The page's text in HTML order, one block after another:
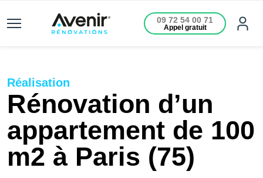
09 72 54 00 71
Appel gratuit
Réalisation
Rénovation d’un
appartement de 100
m2 à Paris (75)